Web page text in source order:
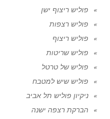
פוליש ריצוף ישן
פוליש רצפות
פוליש ריצוף
פוליש שריטות
פוליש של טרטל
פוליש שיש למטבח
ניקיון פוליש תל אביב
הברקת רצפה ישנה